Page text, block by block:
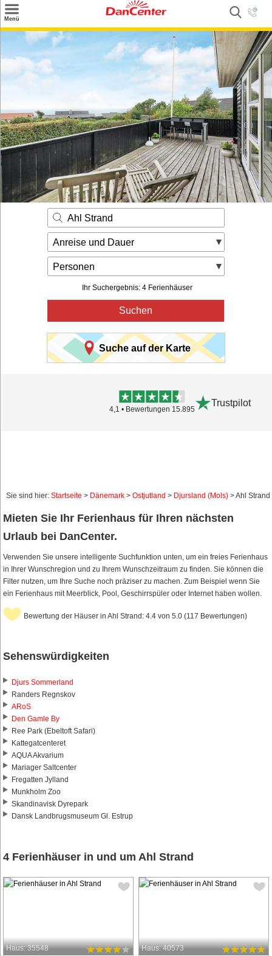
Menü
Suchen
Urlaubsziele
Angebote
Inspiration
Kontakt
Gut zu wissen
Login
Ahl Strand
Anreise und Dauer
Personen
Ihr Suchergebnis: 4 Ferienhäuser
Suchen
Suche auf der Karte
4,1 • Bewertungen 15.895
Trustpilot
Sie sind hier: Startseite > Dänemark > Ostjutland > Djursland (Mols) > Ahl Strand
Mieten Sie Ihr Ferienhaus für Ihren nächsten
Urlaub bei DanCenter.
Verwenden Sie unsere intelligente Suchfunktion unten, um ein freies Ferienhaus
in Ihrer Wunschregion und zu Ihrem Wunschzeitraum zu finden. Sie können die
Filter nutzen, um Ihre Suche noch präziser zu machen. Zum Beispiel wenn Sie
ein Ferienhaus mit Meerblick, Pool, Geschirrspüler oder Internet haben wollen.
Bewertung der Häuser in Ahl Strand: 4.4 von 5.0 (117 Bewertungen)
Sehenswürdigkeiten
Djurs Sommerland
Randers Regnskov
ARoS
Den Gamle By
Ree Park (Ebeltoft Safari)
Kattegatcenteret
AQUA Akvarium
Mariager Saltcenter
Fregatten Jylland
Munkholm Zoo
Skandinavisk Dyrepark
Dansk Landbrugsmuseum Gl. Estrup
4 Ferienhäuser in und um Ahl Strand
Haus: 35548 Haus: 40573